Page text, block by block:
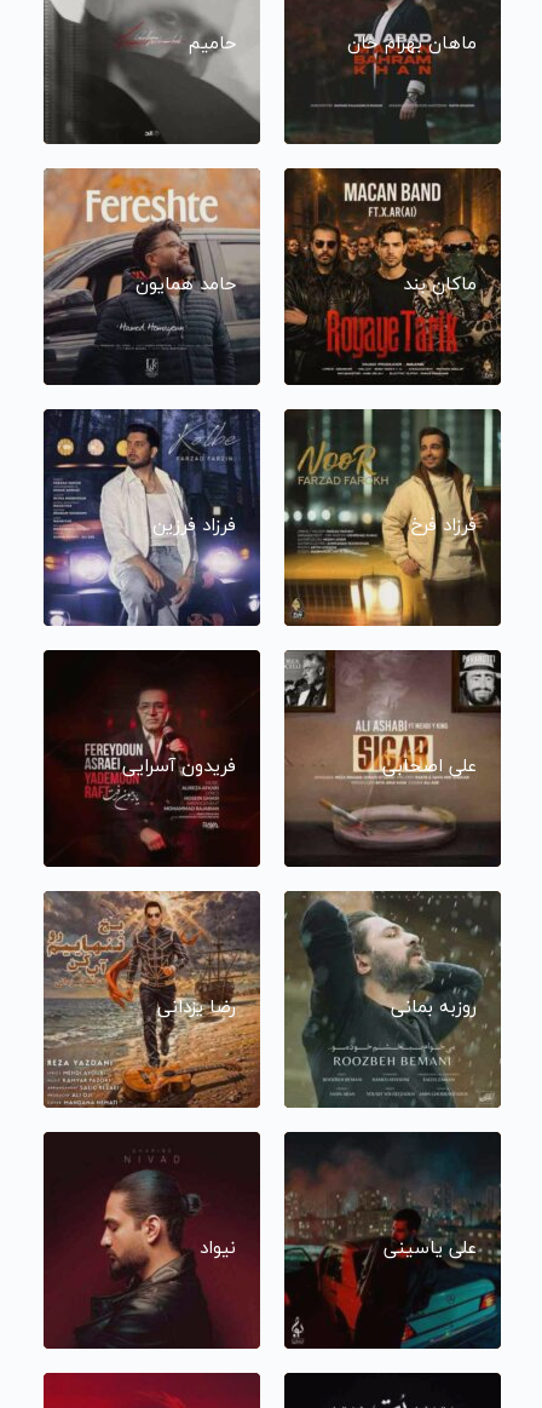
ماهان بهرام خان حامیم
ماکان بند حامد همایون
فرزاد فرخ فرزاد فرزین
علی اصحابی فریدون آسرایی
روزبه بمانی رضا یزدانی
علی یاسینی نیواد